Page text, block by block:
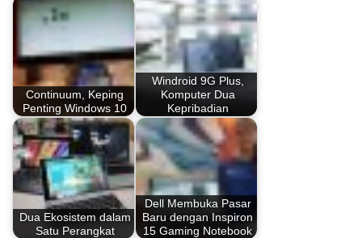
Continuum, Keping
Penting Windows 10
Windroid 9G Plus,
Komputer Dua
Kepribadian
Dua Ekosistem dalam
Satu Perangkat
Dell Membuka Pasar
Baru dengan Inspiron
15 Gaming Notebook